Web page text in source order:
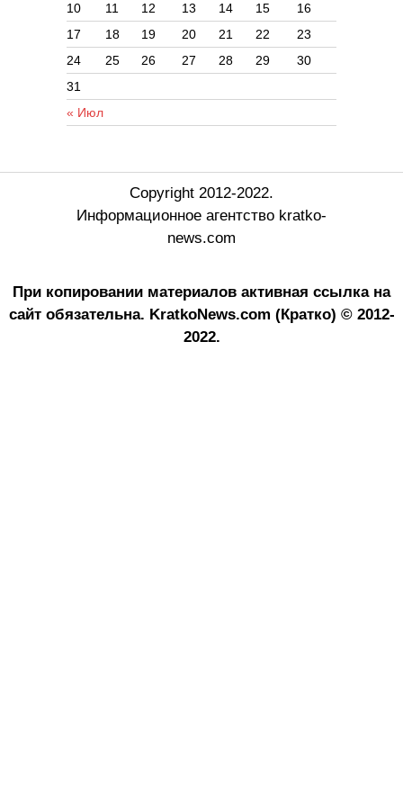
« Июл
10
11 12 13 14 15
16
17
18 19 20 21 22
23
24
25 26 27 28 29
30
31
Copyright 2012-2022.
Информационное агентство kratko-
news.com
При копировании материалов активная ссылка на
сайт обязательна. KratkoNews.com (Кратко) © 2012-
2022.